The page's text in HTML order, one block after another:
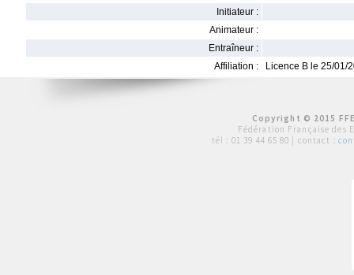
Initiateur :
Animateur :
Entraîneur :
Affiliation :
Licence B le 25/01/
Copyright © 2015
Fédération Française des
tél : 01 39 44 65 80 | contact :